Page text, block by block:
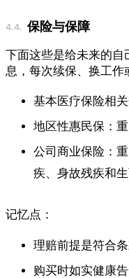
保险与保障
下面这些是给未来的
息，每次续保、换工作
基本医疗保险相
地区性惠民保：
公司商业保险：
疾、身故残疾和生
记忆点：
理赔前提是符合
购买时如实健康